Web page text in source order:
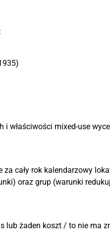
właściwości mixed-use
cały rok kalendarzowy
oraz grup (warunki
lub żaden koszt / to nie ma